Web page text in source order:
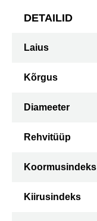
DETAILID
Laius
Kõrgus
Diameeter
Rehvitüüp
Koormusindeks
Kiirusindeks